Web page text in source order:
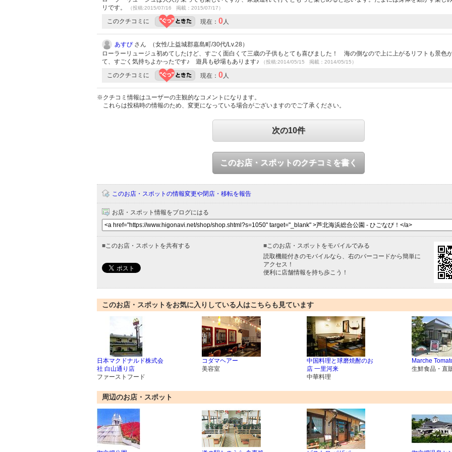
リです。
（投稿:2015/07/16 掲載：2015/07/17）
このクチコミに 現在： 0人
あすぴさん （女性/上益城郡嘉島町/30代/Lv.28）
ローラーリュージュ初めてしたけど、すごく面白くて三歳の子供もとても喜びました！ 海の側なので上に上がるリフトも景色
て、すごく気持ちよかったです♪ 遊具も砂場もあります♪
（投稿:2014/05/15 掲載：2014/05/15）
このクチコミに 現在： 0人
※クチコミ情報はユーザーの主観的なコメントになります。
これらは投稿時の情報のため、変更になっている場合がございますのでご了承ください。
次の10件
このお店・スポットのクチコミを書く
このお店・スポットの情報変更や閉店・移転を報告
お店・スポット情報をブログにはる
■このお店・スポットを共有する ■このお店・スポットをモバイルでみる
読取機能付きのモバイルなら、右のバーコードから簡単に
アクセス！
便利に店舗情報を持ち歩こう！
このお店・スポットをお気に入りしている人はこちらも見ています
日本マクドナルド株式会
社 白山通り店
ファーストフード
コダマヘアー
美容室
中国料理と球磨焼酎のお
店 一里河来
中華料理
Marche
生鮮食品・直
周辺のお店・スポット